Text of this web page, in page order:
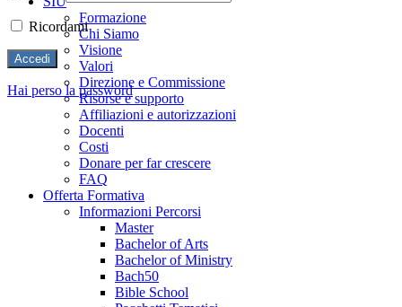
Formazione
Chi Siamo
Visione
Valori
Direzione e Commissione
Risorse e supporto
Affiliazioni e autorizzazioni
Docenti
Costi
Donare per far crescere
FAQ
Offerta Formativa
Informazioni Percorsi
Master
Bachelor of Arts
Bachelor of Ministry
Bach50
Bible School
Ricordami
Hai perso la password